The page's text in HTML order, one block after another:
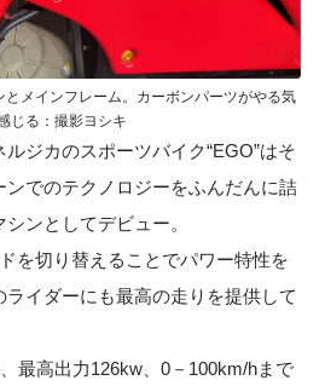
とメインフレーム。カーボンパーツがやる気
じる：撮影ヨシキ
ジカのスポーツバイク“EGO”はそ
でのテクノロジーをふんだんに詰
ンとしてデビュー。
を切り替えることでパワー特性を
イダーにも最高の走りを提供して
最高出力126kw、0－100km/hまで